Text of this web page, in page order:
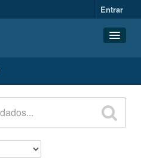
Entrar